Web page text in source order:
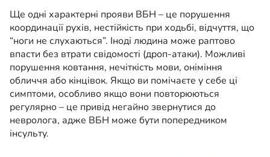
Ще одні характерні прояви ВБН – це порушення
координації рухів, нестійкість при ходьбі, відчуття, що
“ноги не слухаються”. Іноді людина може раптово
впасти без втрати свідомості (дроп-атаки). Можливі
порушення ковтання, нечіткість мови, оніміння
обличчя або кінцівок. Якщо ви помічаєте у себе ці
симптоми, особливо якщо вони повторюються
регулярно – це привід негайно звернутися до
невролога, адже ВБН може бути попередником
інсульту.